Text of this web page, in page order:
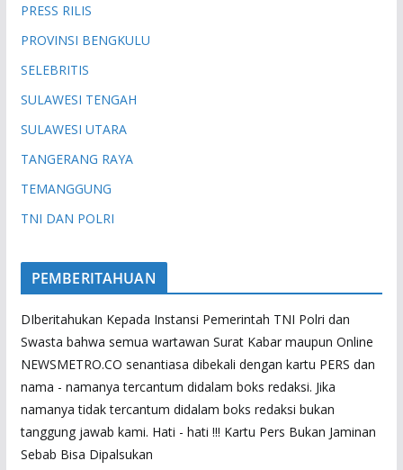
PRESS RILIS
PROVINSI BENGKULU
SELEBRITIS
SULAWESI TENGAH
SULAWESI UTARA
TANGERANG RAYA
TEMANGGUNG
TNI DAN POLRI
PEMBERITAHUAN
DIberitahukan Kepada Instansi Pemerintah TNI Polri dan
Swasta bahwa semua wartawan Surat Kabar maupun Online
NEWSMETRO.CO senantiasa dibekali dengan kartu PERS dan
nama - namanya tercantum didalam boks redaksi. Jika
namanya tidak tercantum didalam boks redaksi bukan
tanggung jawab kami. Hati - hati !!! Kartu Pers Bukan Jaminan
Sebab Bisa Dipalsukan